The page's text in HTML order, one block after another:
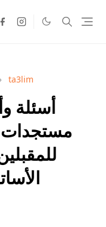
ta3lim
مستجدات